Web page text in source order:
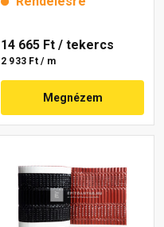
14 665 Ft / tekercs
2 933 Ft / m
Megnézem